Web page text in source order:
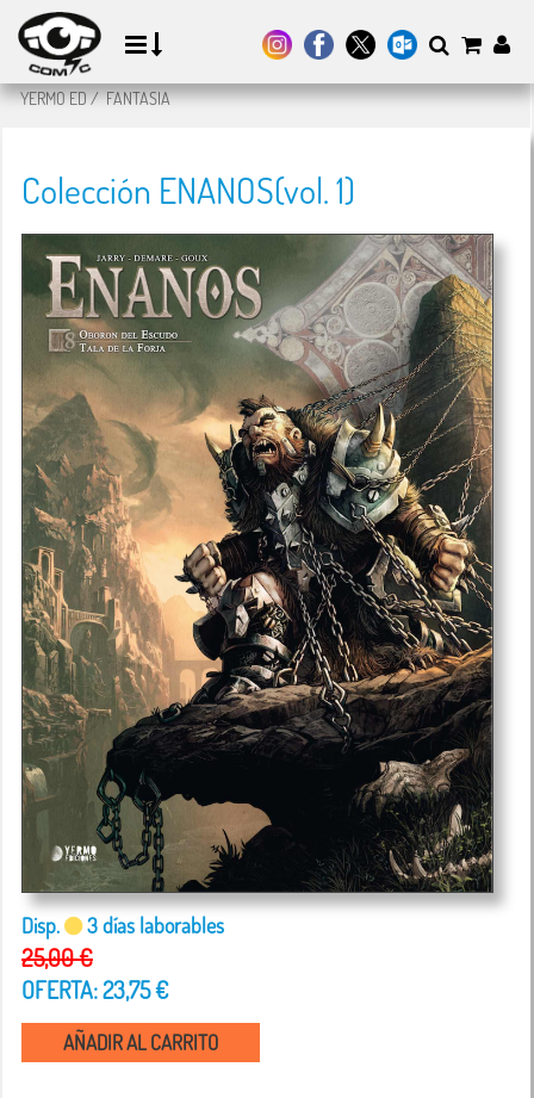
YERMO ED/FANTASIA
Colección ENANOS(vol. 1)
Disp. 3 días laborables
25,00 €
OFERTA: 23,75 €
AÑADIR AL CARRITO